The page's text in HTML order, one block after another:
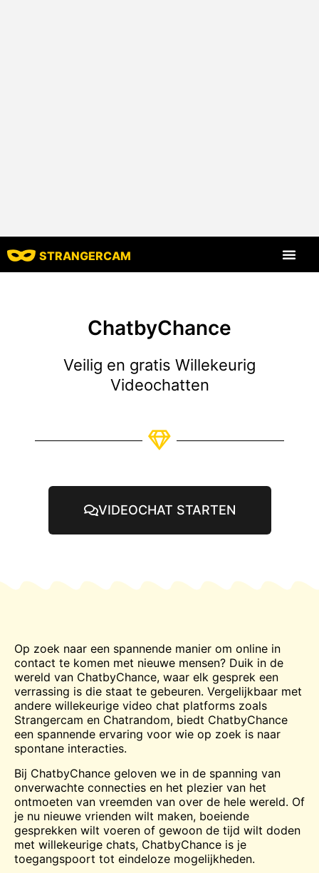
STRANGERCAM
ChatbyChance
Veilig en gratis Willekeurig
Videochatten
VIDEOCHAT STARTEN
Op zoek naar een spannende manier om online in
contact te komen met nieuwe mensen? Duik in de
wereld van ChatbyChance, waar elk gesprek een
verrassing is die staat te gebeuren. Vergelijkbaar met
andere willekeurige video chat platforms zoals
Strangercam en Chatrandom, biedt ChatbyChance
een spannende ervaring voor wie op zoek is naar
spontane interacties.
Bij ChatbyChance geloven we in de spanning van
onverwachte connecties en het plezier van het
ontmoeten van vreemden van over de hele wereld. Of
je nu nieuwe vrienden wilt maken, boeiende
gesprekken wilt voeren of gewoon de tijd wilt doden
met willekeurige chats, ChatbyChance is je
toegangspoort tot eindeloze mogelijkheden.